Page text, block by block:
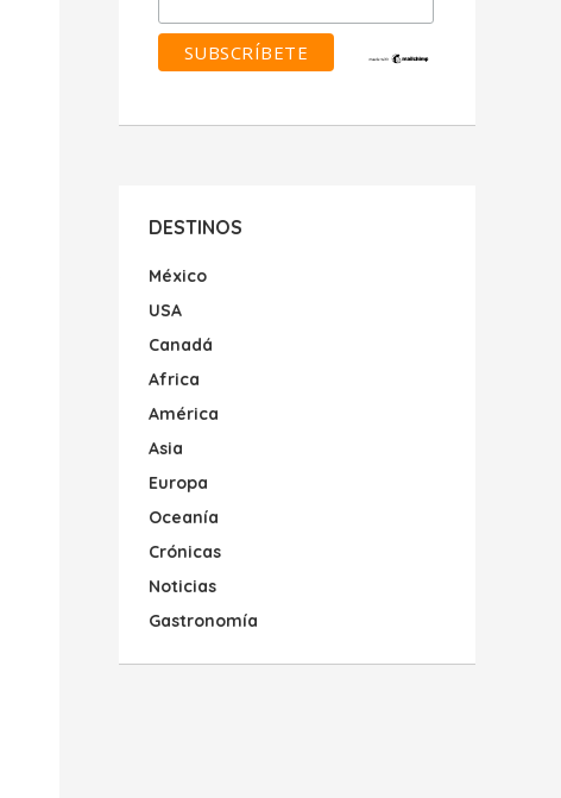
DESTINOS
México
USA
Canadá
Africa
América
Asia
Europa
Oceanía
Crónicas
Noticias
Gastronomía